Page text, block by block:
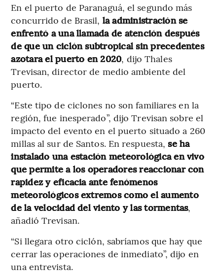
En el puerto de Paranaguá, el segundo más
concurrido de Brasil, la administración se
enfrentó a una llamada de atención después
de que un ciclón subtropical sin precedentes
azotara el puerto en 2020, dijo Thales
Trevisan, director de medio ambiente del
puerto.
“Este tipo de ciclones no son familiares en la
región, fue inesperado”, dijo Trevisan sobre el
impacto del evento en el puerto situado a 260
millas al sur de Santos. En respuesta,se ha
instalado una estación meteorológica en vivo
que permite a los operadores reaccionar con
rapidez y eficacia ante fenómenos
meteorológicos extremos como el aumento
de la velocidad del viento y las tormentas,
añadió Trevisan.
“Si llegara otro ciclón, sabríamos que hay que
cerrar las operaciones de inmediato”, dijo en
una entrevista.